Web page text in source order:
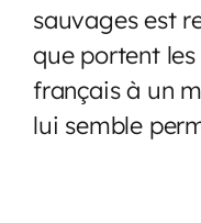
sauvages est
que portent
français à un
lui semble